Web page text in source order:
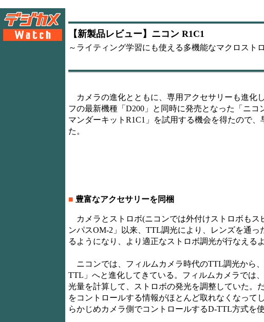
【新製品レビュー】ニコン R1C1
～ライティング学習にも使える多機能なマクロスト
カメラの進化とともに、専用アクセサリーも進化
フの最新機種「D200」と同時に発売となった「ニコ
マンダーキットR1C1」を試用する機会を得たので
た。
■ 豊富なアクセサリーを同梱
カメラとストロボ(ニコンでは外付けストロボもス
ンパスOM-2」以来、TTL調光により、レンズを通
るようになり、より適正なストロボ調光が行なえる
ニコンでは、フィルムカメラ時代のTTL調光から
TTL」へと進化してきている。フィルムカメラでは
光量を計算して、ストロボの発光を調整していた。
をコントロールする情報がほとんど取れなくなって
らかじめカメラ側でコントロールするD-TTL方式を